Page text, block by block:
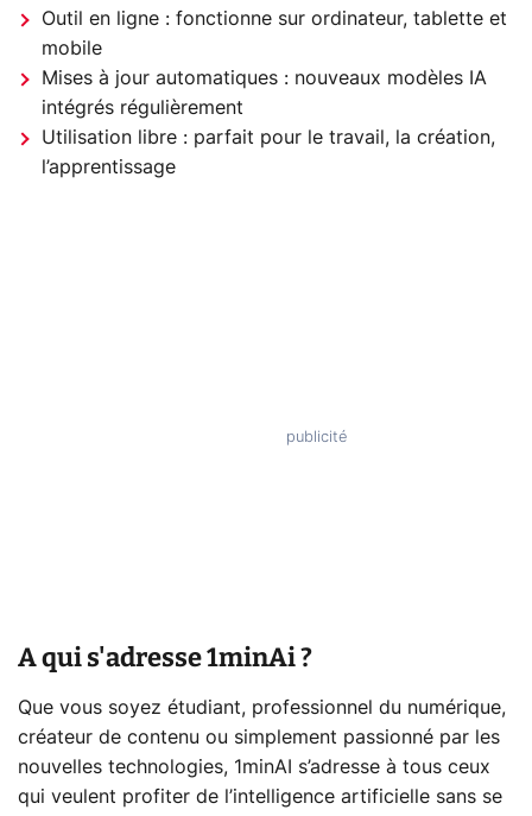
Outil en ligne : fonctionne sur ordinateur, tablette et
mobile
Mises à jour automatiques : nouveaux modèles IA
intégrés régulièrement
Utilisation libre : parfait pour le travail, la création,
l’apprentissage
A qui s'adresse 1minAi ?
Que vous soyez étudiant, professionnel du numérique,
créateur de contenu ou simplement passionné par les
nouvelles technologies, 1minAI s’adresse à tous ceux
qui veulent profiter de l’intelligence artificielle sans se